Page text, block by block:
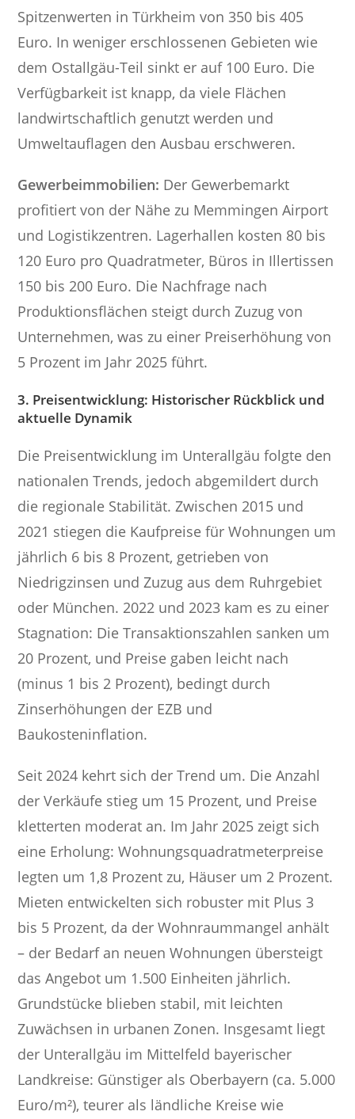
Spitzenwerten in Türkheim von 350 bis 405
Euro. In weniger erschlossenen Gebieten wie
dem Ostallgäu-Teil sinkt er auf 100 Euro. Die
Verfügbarkeit ist knapp, da viele Flächen
landwirtschaftlich genutzt werden und
Umweltauflagen den Ausbau erschweren.
Gewerbeimmobilien: Der Gewerbemarkt
profitiert von der Nähe zu Memmingen Airport
und Logistikzentren. Lagerhallen kosten 80 bis
120 Euro pro Quadratmeter, Büros in Illertissen
150 bis 200 Euro. Die Nachfrage nach
Produktionsflächen steigt durch Zuzug von
Unternehmen, was zu einer Preiserhöhung von
5 Prozent im Jahr 2025 führt.
3. Preisentwicklung: Historischer Rückblick und
aktuelle Dynamik
Die Preisentwicklung im Unterallgäu folgte den
nationalen Trends, jedoch abgemildert durch
die regionale Stabilität. Zwischen 2015 und
2021 stiegen die Kaufpreise für Wohnungen um
jährlich 6 bis 8 Prozent, getrieben von
Niedrigzinsen und Zuzug aus dem Ruhrgebiet
oder München. 2022 und 2023 kam es zu einer
Stagnation: Die Transaktionszahlen sanken um
20 Prozent, und Preise gaben leicht nach
(minus 1 bis 2 Prozent), bedingt durch
Zinserhöhungen der EZB und
Baukosteninflation.
Seit 2024 kehrt sich der Trend um. Die Anzahl
der Verkäufe stieg um 15 Prozent, und Preise
kletterten moderat an. Im Jahr 2025 zeigt sich
eine Erholung: Wohnungsquadratmeterpreise
legten um 1,8 Prozent zu, Häuser um 2 Prozent.
Mieten entwickelten sich robuster mit Plus 3
bis 5 Prozent, da der Wohnraummangel anhält
– der Bedarf an neuen Wohnungen übersteigt
das Angebot um 1.500 Einheiten jährlich.
Grundstücke blieben stabil, mit leichten
Zuwächsen in urbanen Zonen. Insgesamt liegt
der Unterallgäu im Mittelfeld bayerischer
Landkreise: Günstiger als Oberbayern (ca. 5.000
Euro/m²), teurer als ländliche Kreise wie